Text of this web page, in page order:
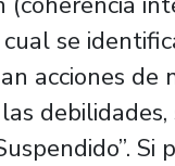
se
acciones de